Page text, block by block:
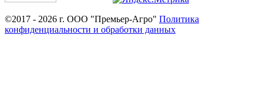
©2017 - 2026 г. ООО "Премьер-Агро" Политика
конфиденциальности и обработки данных